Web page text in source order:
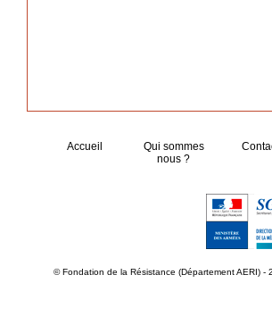
Accueil
Qui sommes
nous ?
© Fondation de la Résistance (Département AERI) -